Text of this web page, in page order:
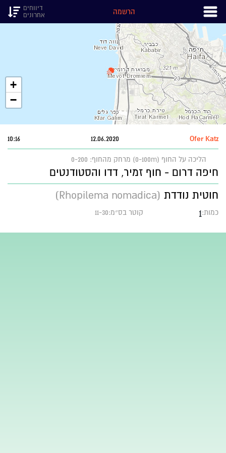
הרשמה
דיווחים
אחרונים
+
−
Ofer Katz
12.06.2020
10:16
הליכה על החוף (0-100m) מרחק מהחוף: 0-200
חיפה דרום - חוף זמיר, דדו והסטודנטים
חוטית נודדת (Rhopilema nomadica)
כמות:1 קוטר בס״מ:11-30